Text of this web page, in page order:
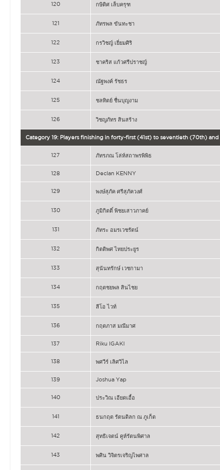
120 กษิดิศ เล็บครุฑ
121 ภัทรพล ขันทะชา
122 กรวิชญ์ เยี่ยมศิริ
123 ชาคริส แก้วศรีปราชญ์
124 ณัฐพงค์ รัชธร
125 ชลทิตย์ ชื่นบุญงาม
126 วิชญภัทร สินสร้าง
Category 19: Players finishing in forty-first (41st) to seventieth (70th)
127 ภัทรภณ โล่ห์สถาพรพิพิธ
128 Declan KENNY
129 พงษ์สุภัค ศรีสุภัควงศ์
130 ภูมิกิตติ์ พิชยเสาวภาคย์
131 ภัทระ อมรเวชรัตน์
132 กิตติพศ ไทยประยูร
133 สุนันทรักษ์ เวชกามา
134 กฤตชยพล สินไชย
135 ลีโอ ไวท์
136 กฤตภาส มณีมาศ
137 Riku IGAKI
138 พศวีร์ เลิศวิไล
139 Joshua Yap
140 ประวิณ เอียดเอื้อ
141 ธนกฤต รัตนดิลก ณ ภูเก็ต
142 สุทธิเจตน์ คูห์รัตนพิศาล
143 พศิน วิจิตรเจริญไพศาล